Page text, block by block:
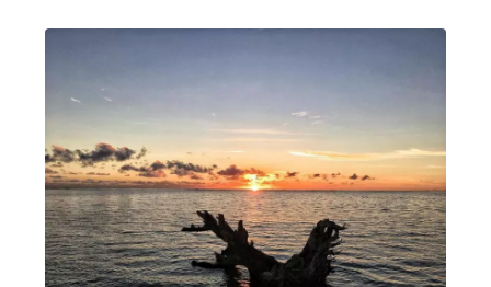
ویزا کشورهای آفریقایی
ویزا کشورهای اقیانوسیه
راهنمای سفر
شروع جهانگردی